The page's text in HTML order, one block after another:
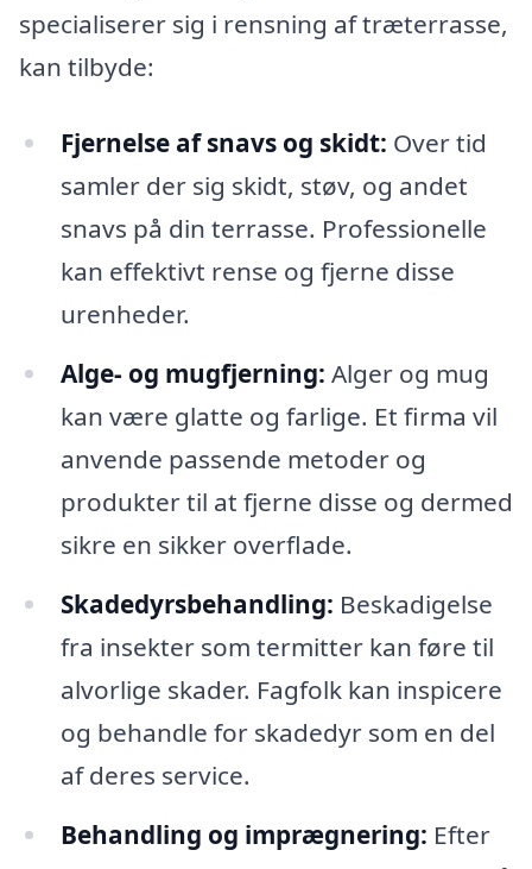
specialiserer sig i rensning af træterrasse,
kan tilbyde:
Fjernelse af snavs og skidt: Over tid
samler der sig skidt, støv, og andet
snavs på din terrasse. Professionelle
kan effektivt rense og fjerne disse
urenheder.
Alge- og mugfjerning: Alger og mug
kan være glatte og farlige. Et firma vil
anvende passende metoder og
produkter til at fjerne disse og dermed
sikre en sikker overflade.
Skadedyrsbehandling: Beskadigelse
fra insekter som termitter kan føre til
alvorlige skader. Fagfolk kan inspicere
og behandle for skadedyr som en del
af deres service.
Behandling og imprægnering: Efter